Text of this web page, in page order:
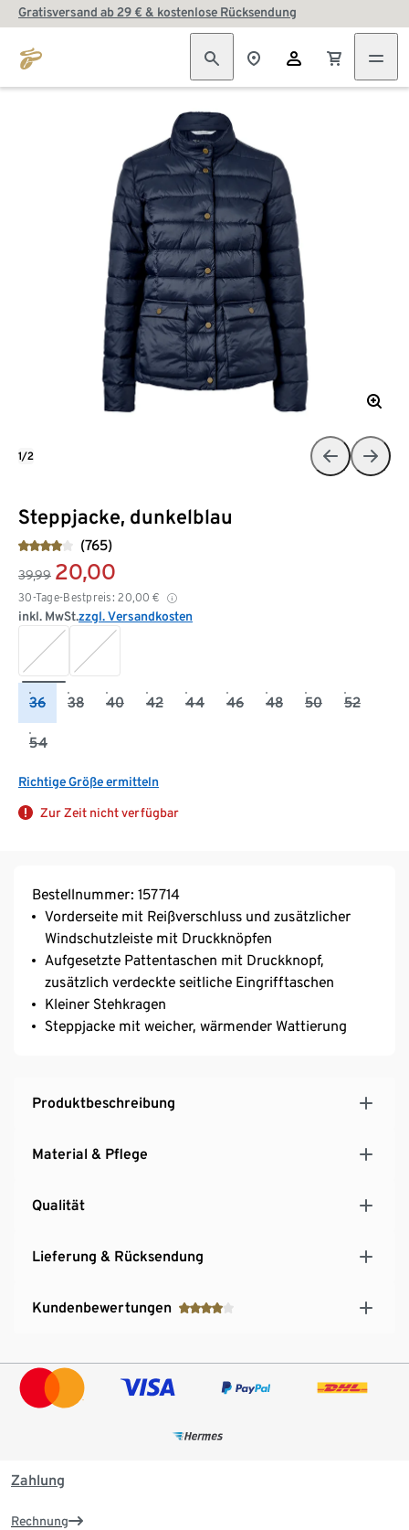
Gratisversand ab 29 € & kostenlose Rücksendung
Steppjacke, dunkelblau
(765)
39,99 20,00
30-Tage-Bestpreis: 20,00 €
inkl. MwSt.zzgl. Versandkosten
36 38 40 42 44 46 48 50 52
54
Richtige Größe ermitteln
Zur Zeit nicht verfügbar
1/2
Bestellnummer: 157714
Vorderseite mit Reißverschluss und zusätzlicher
Windschutzleiste mit Druckknöpfen
Aufgesetzte Pattentaschen mit Druckknopf,
zusätzlich verdeckte seitliche Eingrifftaschen
Kleiner Stehkragen
Steppjacke mit weicher, wärmender Wattierung
Produktbeschreibung
Material & Pflege
Qualität
Lieferung & Rücksendung
Kundenbewertungen
Zahlung
Rechnung